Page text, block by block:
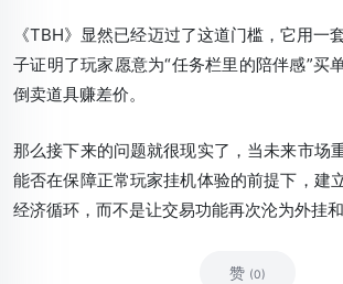
《TBH》显然已经迈过了这道门槛，它用一
子证明了玩家愿意为“任务栏里的陪伴感”买
倒卖道具赚差价。
那么接下来的问题就很现实了，当未来市场
能否在保障正常玩家挂机体验的前提下，建
经济循环，而不是让交易功能再次沦为外挂
赞 (0)